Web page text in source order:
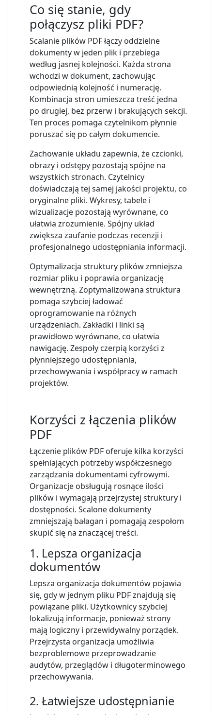
Co się stanie, gdy
połączysz pliki PDF?
Scalanie plików PDF łączy oddzielne
dokumenty w jeden plik i przebiega
według jasnej kolejności. Każda strona
wchodzi w dokument, zachowując
odpowiednią kolejność i numerację.
Kombinacja stron umieszcza treść jedna
po drugiej, bez przerw i brakujących sekcji.
Ten proces pomaga czytelnikom płynnie
poruszać się po całym dokumencie.
Zachowanie układu zapewnia, że ​​czcionki,
obrazy i odstępy pozostają spójne na
wszystkich stronach. Czytelnicy
doświadczają tej samej jakości projektu, co
oryginalne pliki. Wykresy, tabele i
wizualizacje pozostają wyrównane, co
ułatwia zrozumienie. Spójny układ
zwiększa zaufanie podczas recenzji i
profesjonalnego udostępniania informacji.
Optymalizacja struktury plików zmniejsza
rozmiar pliku i poprawia organizację
wewnętrzną. Zoptymalizowana struktura
pomaga szybciej ładować
oprogramowanie na różnych
urządzeniach. Zakładki i linki są
prawidłowo wyrównane, co ułatwia
nawigację. Zespoły czerpią korzyści z
płynniejszego udostępniania,
przechowywania i współpracy w ramach
projektów.
Korzyści z łączenia plików
PDF
Łączenie plików PDF oferuje kilka korzyści
spełniających potrzeby współczesnego
zarządzania dokumentami cyfrowymi.
Organizacje obsługują rosnące ilości
plików i wymagają przejrzystej struktury i
dostępności. Scalone dokumenty
zmniejszają bałagan i pomagają zespołom
skupić się na znaczącej treści.
1. Lepsza organizacja
dokumentów
Lepsza organizacja dokumentów pojawia
się, gdy w jednym pliku PDF znajdują się
powiązane pliki. Użytkownicy szybciej
lokalizują informacje, ponieważ strony
mają logiczny i przewidywalny porządek.
Przejrzysta organizacja umożliwia
bezproblemowe przeprowadzanie
audytów, przeglądów i długoterminowego
przechowywania.
2. Łatwiejsze udostępnianie